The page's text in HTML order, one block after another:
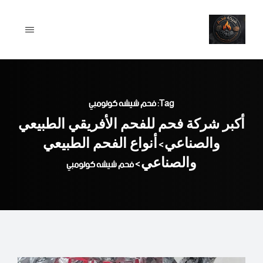
content
Tag: فحم شيشه كولومبي
أكبر شركة فحم للفحم الأفريقي الطبيعي
والصناعي>أنواع الفحم الطبيعي
والصناعي>فحم شيشه كولومبي